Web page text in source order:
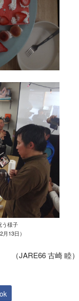
う様子
13日）
（JARE66 古崎 睦）